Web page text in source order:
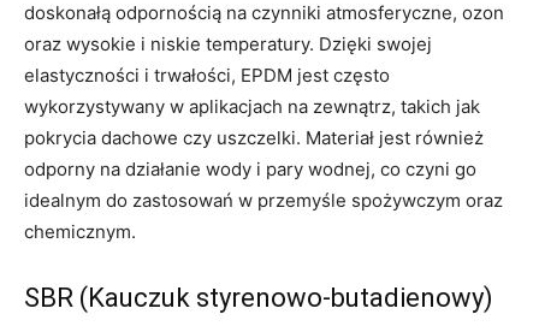
doskonałą odpornością na czynniki atmosferyczne, ozon
oraz wysokie i niskie temperatury. Dzięki swojej
elastyczności i trwałości, EPDM jest często
wykorzystywany w aplikacjach na zewnątrz, takich jak
pokrycia dachowe czy uszczelki. Materiał jest również
odporny na działanie wody i pary wodnej, co czyni go
idealnym do zastosowań w przemyśle spożywczym oraz
chemicznym.
SBR (Kauczuk styrenowo-butadienowy)